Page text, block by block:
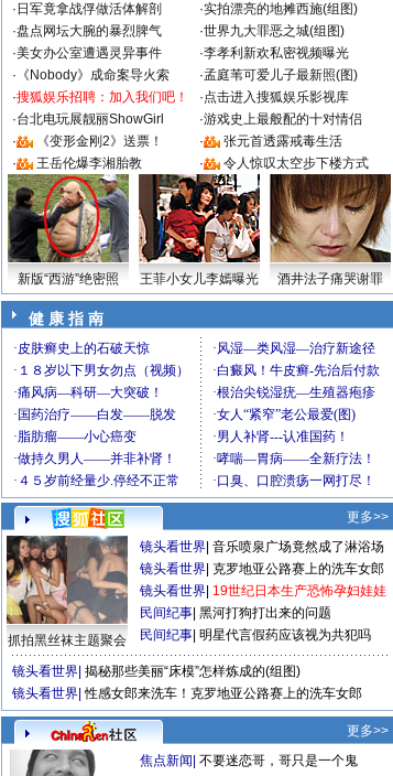
· 日军竟拿战俘做活体解剖 ·实拍漂亮的地摊西施(组图)
·盘点网坛大腕的暴烈脾气 ·世界九大罪恶之城(组图)
·美女办公室遭遇灵异事件 ·李孝利新欢私密视频曝光
· 《Nobody》成命案导火索 ·孟庭苇可爱儿子最新照(图)
·搜狐娱乐招聘：加入我们吧！ ·点击进入搜狐娱乐影视库
·台北电玩展靓丽ShowGirl ·游戏史上最般配的十对情侣
·
《变形金刚2》送票！ ·
张元首透露戒毒生活
·
王岳伦爆李湘胎教 · 令人惊叹太空步下楼方式
新版“西游”绝密照 王菲小女儿李嫣曝光 酒井法子痛哭谢罪
健 康 指 南
更多>>
抓拍黑丝袜主题聚会
镜头看世界 音乐喷泉广场竟然成了淋浴场
镜头看世界 克罗地亚公路赛上的洗车女郎
镜头看世界 19世纪日本生产恐怖孕妇娃娃
民间纪事 黑河打狗打出来的问题
民间纪事 明星代言假药应该视为共犯吗
镜头看世界 揭秘那些美丽“床模”怎样炼成的(组图)
镜头看世界 性感女郎来洗车！克罗地亚公路赛上的洗车女郎
更多>>
焦点新闻 不要迷恋哥，哥只是一个鬼